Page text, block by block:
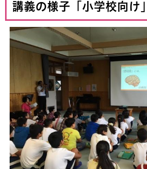
講義の様子「小学校向け」